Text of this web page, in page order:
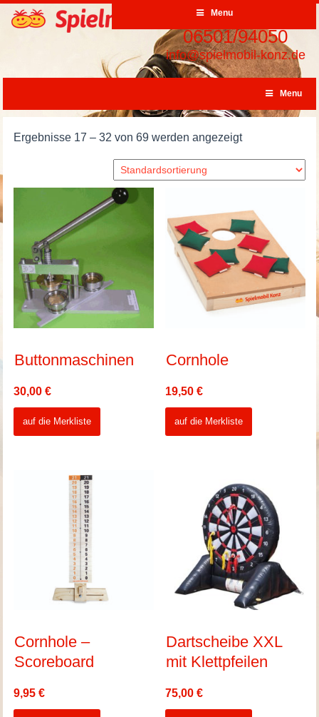
Menu
06501/94050
info@spielmobil-konz.de
Menu
Ergebnisse 17 – 32 von 69 werden angezeigt
Buttonmaschinen
30,00€
auf die Merkliste
Cornhole
19,50€
auf die Merkliste
Cornhole –
Scoreboard
9,95€
Dartscheibe XXL
mit Klettpfeilen
75,00€